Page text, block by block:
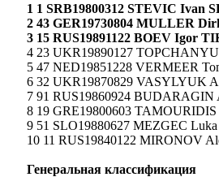
1 1 SRB19800312 STEVIC Ivan
2 43 GER19730804 MULLER
3 15 RUS19891122 BOEV Igor
4 23 UKR19890127
5 47 NED19851228 VERMEER
6 32 UKR19870829 VASYLYUK
7 91 RUS19860924 BUDАRAGIN
8 19 GRE19800603 TAMOURIDIS
9 51 SLO19880627 MEZGEC
10 11 RUS19840122 MIRONOV
Генеральная классификация